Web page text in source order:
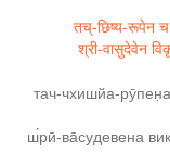
तच्-छिष्य-रूपेन च
श्री-वासुदेवेन
тач-чхишйа-
ш́рӣ-ва̄судевена